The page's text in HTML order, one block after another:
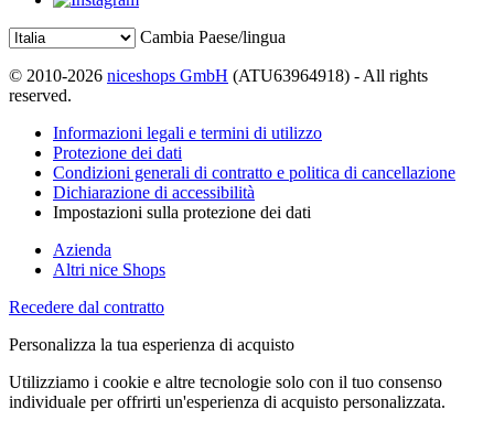
Cambia Paese/lingua
© 2010-2026 niceshops GmbH (ATU63964918) - All rights
reserved.
Informazioni legali e termini di utilizzo
Protezione dei dati
Condizioni generali di contratto e politica di cancellazione
Dichiarazione di accessibilità
Impostazioni sulla protezione dei dati
Azienda
Altri nice Shops
Recedere dal contratto
Personalizza la tua esperienza di acquisto
Utilizziamo i cookie e altre tecnologie solo con il tuo consenso
individuale per offrirti un'esperienza di acquisto personalizzata.